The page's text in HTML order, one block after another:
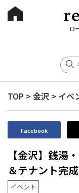
ロ
TOP > 金沢 > イベ
Facebook
【金沢】銭湯
＆テナント完
イベント